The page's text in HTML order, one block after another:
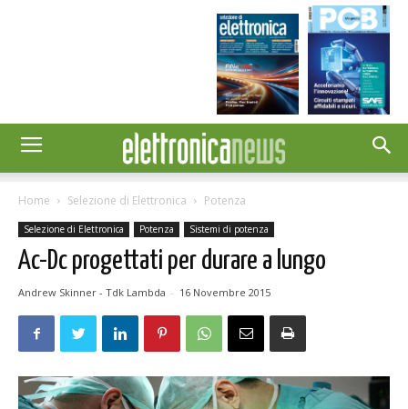
Home Selezione di Elettronica Potenza
Selezione di Elettronica Potenza Sistemi di potenza
Ac-Dc progettati per durare a lungo
Andrew Skinner - Tdk Lambda - 16 Novembre 2015